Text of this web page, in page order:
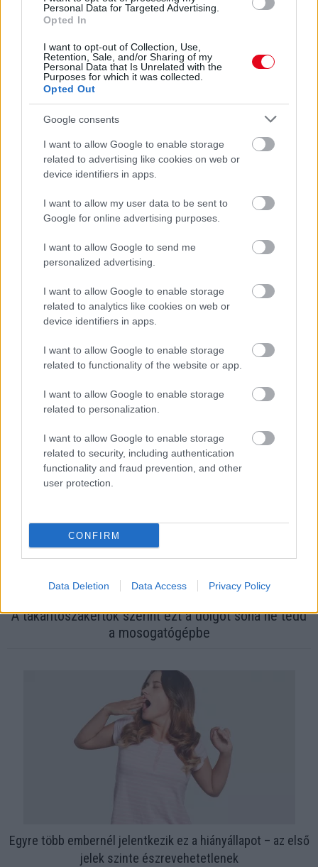
Personal Data for Targeted Advertising.
Opted In
I want to opt-out of Collection, Use,
Retention, Sale, and/or Sharing of my
Personal Data that Is Unrelated with the
Purposes for which it was collected.
Opted Out
Google consents
I want to allow Google to enable storage
related to advertising like cookies on web or
device identifiers in apps.
I want to allow my user data to be sent to
Google for online advertising purposes.
I want to allow Google to send me
personalized advertising.
I want to allow Google to enable storage
related to analytics like cookies on web or
device identifiers in apps.
I want to allow Google to enable storage
related to functionality of the website or app.
I want to allow Google to enable storage
related to personalization.
I want to allow Google to enable storage
related to security, including authentication
functionality and fraud prevention, and other
user protection.
CONFIRM
Data Deletion Data Access Privacy Policy
EZZEL LESZ ÚJRA CSILLOGÓ A VÍZKÖVES CSAP
A legjobb trükk
08. 03.
HA MINDIG EZT A MONDATOT HASZNÁLOD, AZ
Te szoktad?
24 ÓRA TOVÁBBI HÍREI
24 óra
Minden nő ezt a cipőt keresi most – meglepő, melyik
régi trend tért vissza
A takarítószakértők szerint ezt a dolgot soha ne tedd
a mosogatógépbe
Egyre több embernél jelentkezik ez a hiányállapot – az első
jelek szinte észrevehetetlenek